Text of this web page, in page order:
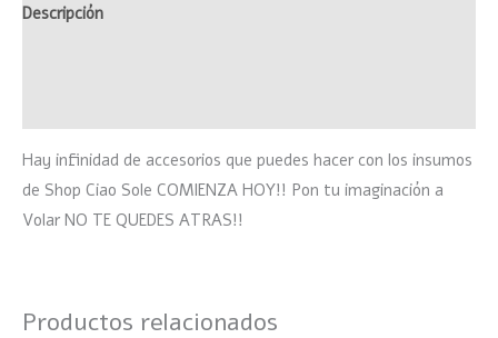
Descripción
Hay infinidad de accesorios que puedes hacer con los insumos
de Shop Ciao Sole COMIENZA HOY!! Pon tu imaginación a
Volar NO TE QUEDES ATRAS!!
Productos relacionados